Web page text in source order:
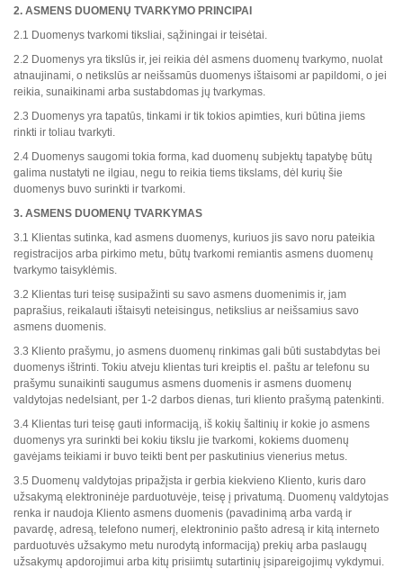
2. ASMENS DUOMENŲ TVARKYMO PRINCIPAI
2.1 Duomenys tvarkomi tiksliai, sąžiningai ir teisėtai.
2.2 Duomenys yra tikslūs ir, jei reikia dėl asmens duomenų tvarkymo, nuolat
atnaujinami, o netikslūs ar neišsamūs duomenys ištaisomi ar papildomi, o jei
reikia, sunaikinami arba sustabdomas jų tvarkymas.
2.3 Duomenys yra tapatūs, tinkami ir tik tokios apimties, kuri būtina jiems
rinkti ir toliau tvarkyti.
2.4 Duomenys saugomi tokia forma, kad duomenų subjektų tapatybę būtų
galima nustatyti ne ilgiau, negu to reikia tiems tikslams, dėl kurių šie
duomenys buvo surinkti ir tvarkomi.
3. ASMENS DUOMENŲ TVARKYMAS
3.1 Klientas sutinka, kad asmens duomenys, kuriuos jis savo noru pateikia
registracijos arba pirkimo metu, būtų tvarkomi remiantis asmens duomenų
tvarkymo taisyklėmis.
3.2 Klientas turi teisę susipažinti su savo asmens duomenimis ir, jam
paprašius, reikalauti ištaisyti neteisingus, netikslius ar neišsamius savo
asmens duomenis.
3.3 Kliento prašymu, jo asmens duomenų rinkimas gali būti sustabdytas bei
duomenys ištrinti. Tokiu atveju klientas turi kreiptis el. paštu ar telefonu su
prašymu sunaikinti saugumus asmens duomenis ir asmens duomenų
valdytojas nedelsiant, per 1-2 darbos dienas, turi kliento prašymą patenkinti.
3.4 Klientas turi teisę gauti informaciją, iš kokių šaltinių ir kokie jo asmens
duomenys yra surinkti bei kokiu tikslu jie tvarkomi, kokiems duomenų
gavėjams teikiami ir buvo teikti bent per paskutinius vienerius metus.
3.5 Duomenų valdytojas pripažįsta ir gerbia kiekvieno Kliento, kuris daro
užsakymą elektroninėje parduotuvėje, teisę į privatumą. Duomenų valdytojas
renka ir naudoja Kliento asmens duomenis (pavadinimą arba vardą ir
pavardę, adresą, telefono numerį, elektroninio pašto adresą ir kitą interneto
parduotuvės užsakymo metu nurodytą informaciją) prekių arba paslaugų
užsakymų apdorojimui arba kitų prisiimtų sutartinių įsipareigojimų vykdymui.